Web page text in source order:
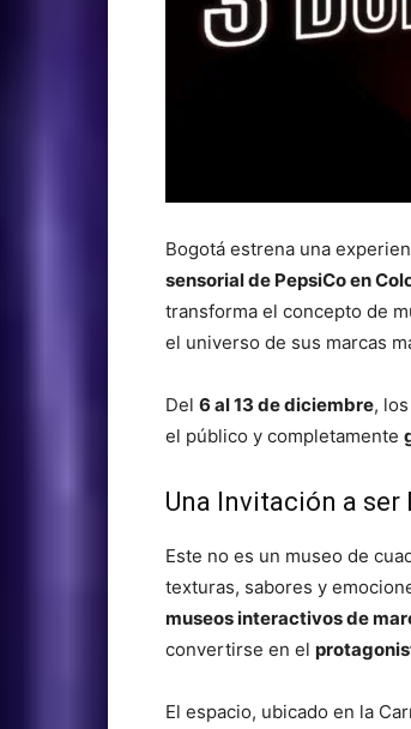
Bogotá estrena una
sensorial de PepsiCo en
transforma el concepto de
el universo de sus marcas
Del 6 al 13 de diciembre,
el público y completamente
Una Invitación a
Este no es un museo de
texturas, sabores y
museos interactivos de
convertirse en el
El espacio, ubicado en la